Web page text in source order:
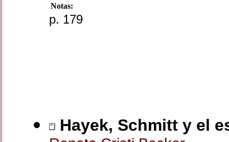
Notas:
p. 179
Hayek, Schmitt y el